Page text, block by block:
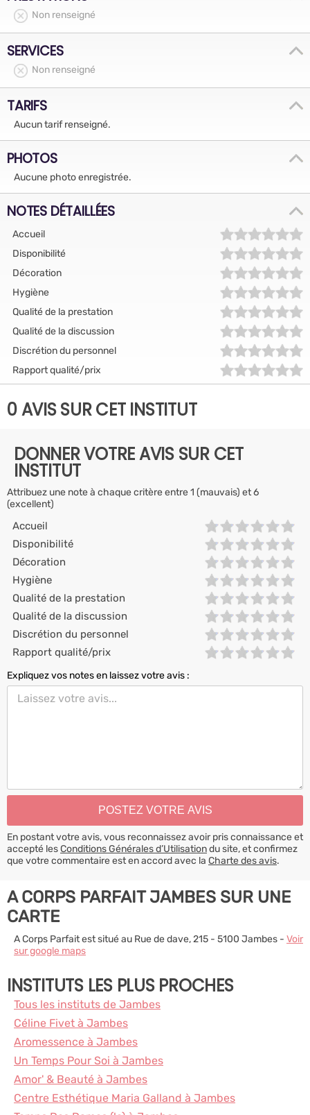
Non renseigné
SERVICES
Non renseigné
TARIFS
Aucun tarif renseigné.
PHOTOS
Aucune photo enregistrée.
NOTES DÉTAILLÉES
Accueil
Disponibilité
Décoration
Hygiène
Qualité de la prestation
Qualité de la discussion
Discrétion du personnel
Rapport qualité/prix
0 AVIS SUR CET INSTITUT
DONNER VOTRE AVIS SUR CET
INSTITUT
Attribuez une note à chaque critère entre 1 (mauvais) et 6
(excellent)
Accueil
Disponibilité
Décoration
Hygiène
Qualité de la prestation
Qualité de la discussion
Discrétion du personnel
Rapport qualité/prix
Expliquez vos notes en laissez votre avis :
En postant votre avis, vous reconnaissez avoir pris connaissance et
accepté lesConditions Générales d’Utilisationdu site, et confirmez
que votre commentaire est en accord avec la Charte des avis.
A CORPS PARFAIT JAMBES SUR UNE
CARTE
A Corps Parfait est situé au Rue de dave, 215 - 5100 Jambes - Voir
sur google maps
INSTITUTS LES PLUS PROCHES
Tous les instituts de Jambes
Céline Fivet à Jambes
Aromessence à Jambes
Un Temps Pour Soi à Jambes
Amor' & Beauté à Jambes
Centre Esthétique Maria Galland à Jambes